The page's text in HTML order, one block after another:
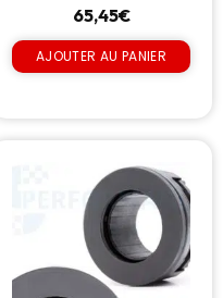
65,45€
AJOUTER AU PANIER